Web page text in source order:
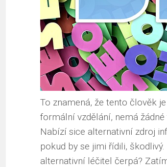
To znamená, že tento člověk
formální vzdělání, nemá
Nabízí sice alternativní zdroj
pokud by se jimi řídili,
alternativní léčitel čerpá?